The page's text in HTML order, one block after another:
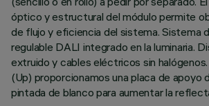
óptico y estructural del módulo permite
de flujo y eficiencia del sistema. Sistema
regulable DALI integrado en la luminaria.
extruido y cables eléctricos sin
(Up) proporcionamos una placa de apoyo
pintada de blanco para aumentar la